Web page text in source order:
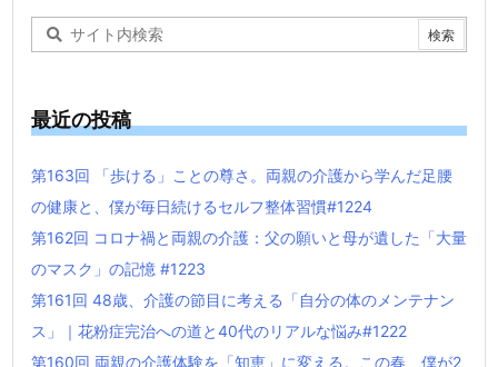
最近の投稿
第163回 「歩ける」ことの尊さ。両親の介護から学んだ足腰
の健康と、僕が毎日続けるセルフ整体習慣#1224
第162回 コロナ禍と両親の介護：父の願いと母が遺した「大量
のマスク」の記憶 #1223
第161回 48歳、介護の節目に考える「自分の体のメンテナン
ス」｜花粉症完治への道と40代のリアルな悩み#1222
第160回 両親の介護体験を「知恵」に変える。この春、僕が2